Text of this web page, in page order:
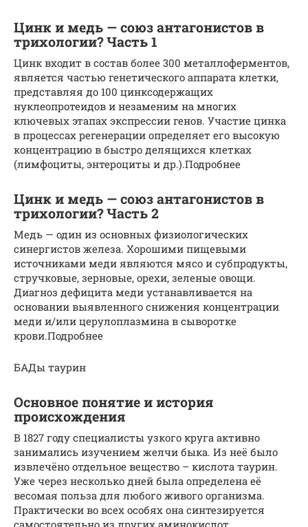
Цинк и медь — союз антагонистов в
трихологии? Часть 1
Цинк входит в состав более 300 металлоферментов,
является частью генетического аппарата клетки,
представляя до 100 цинксодержащих
нуклеопротеидов и незаменим на многих
ключевых этапах экспрессии генов. Участие цинка
в процессах регенерации определяет его высокую
концентрацию в быстро делящихся клетках
(лимфоциты, энтероциты и др.).Подробнее
Цинк и медь — союз антагонистов в
трихологии? Часть 2
Медь — один из основных физиологических
синергистов железа. Хорошими пищевыми
источниками меди являются мясо и субпродукты,
стручковые, зерновые, орехи, зеленые овощи.
Диагноз дефицита меди устанавливается на
основании выявленного снижения концентрации
меди и/или церулоплазмина в сыворотке
крови.Подробнее
БАДы таурин
Основное понятие и история
происхождения
В 1827 году специалисты узкого круга активно
занимались изучением желчи быка. Из неё было
извлечёно отдельное вещество – кислота таурин.
Уже через несколько дней была определена её
весомая польза для любого живого организма.
Практически во всех особях она синтезируется
самостоятельно из других аминокислот.